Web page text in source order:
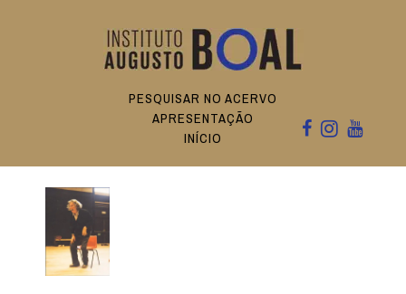
PESQUISAR NO ACERVO
APRESENTAÇÃO
INÍCIO